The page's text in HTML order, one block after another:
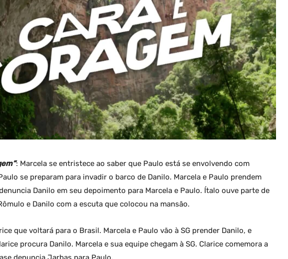
: Marcela se entristece ao saber que Paulo está se envolvendo com
se preparam para invadir o barco de Danilo. Marcela e Paulo prendem
Danilo em seu depoimento para Marcela e Paulo. Ítalo ouve parte de
e Danilo com a escuta que colocou na mansão.
que voltará para o Brasil. Marcela e Paulo vão à SG prender Danilo, e
procura Danilo. Marcela e sua equipe chegam à SG. Clarice comemora a